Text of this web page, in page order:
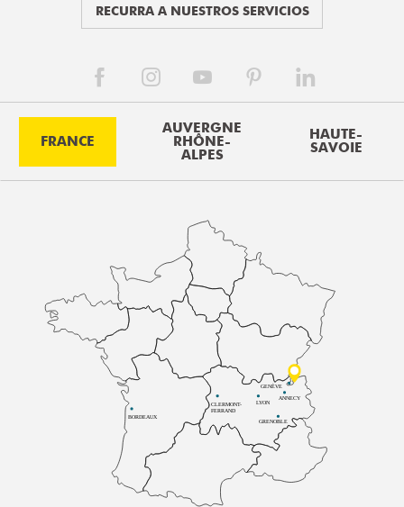
RECURRA A NUESTROS SERVICIOS
FRANCE
AUVERGNE
RHÔNE-
ALPES
HAUTE-
SAVOIE
BORDEAUX
CLERMONT-
FERRAND
LYON
ANNECY
GRENOBLE
GENÈVE